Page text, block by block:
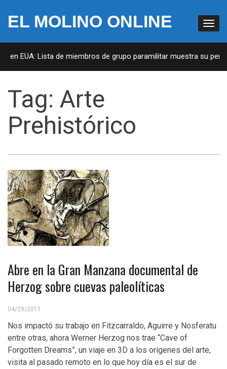
EL MOLINO ONLINE
en EUA: Lista de miembros de grupo paramilitar muestra su
Tag: Arte
Prehistórico
Abre en la Gran Manzana documental de
Herzog sobre cuevas paleolíticas
04/29/2011
Nos impactó su trabajo en Fitzcarraldo, Aguirre y Nosferatu
entre otras, ahora Werner Herzog nos trae “Cave of
Forgotten Dreams”, un viaje en 3D a los orígenes del arte,
visita al pasado remoto en lo que hoy día es el sur de